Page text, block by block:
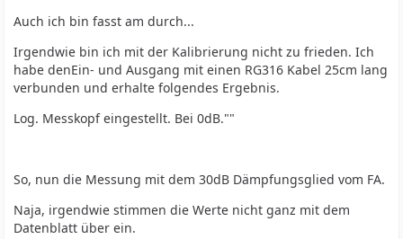
Auch ich bin fasst am durch...
Irgendwie bin ich mit der Kalibrierung nicht zu frieden. Ich
habe denEin- und Ausgang mit einen RG316 Kabel 25cm lang
verbunden und erhalte folgendes Ergebnis.
Log. Messkopf eingestellt. Bei 0dB.""
So, nun die Messung mit dem 30dB Dämpfungsglied vom FA.
Naja, irgendwie stimmen die Werte nicht ganz mit dem
Datenblatt über ein.